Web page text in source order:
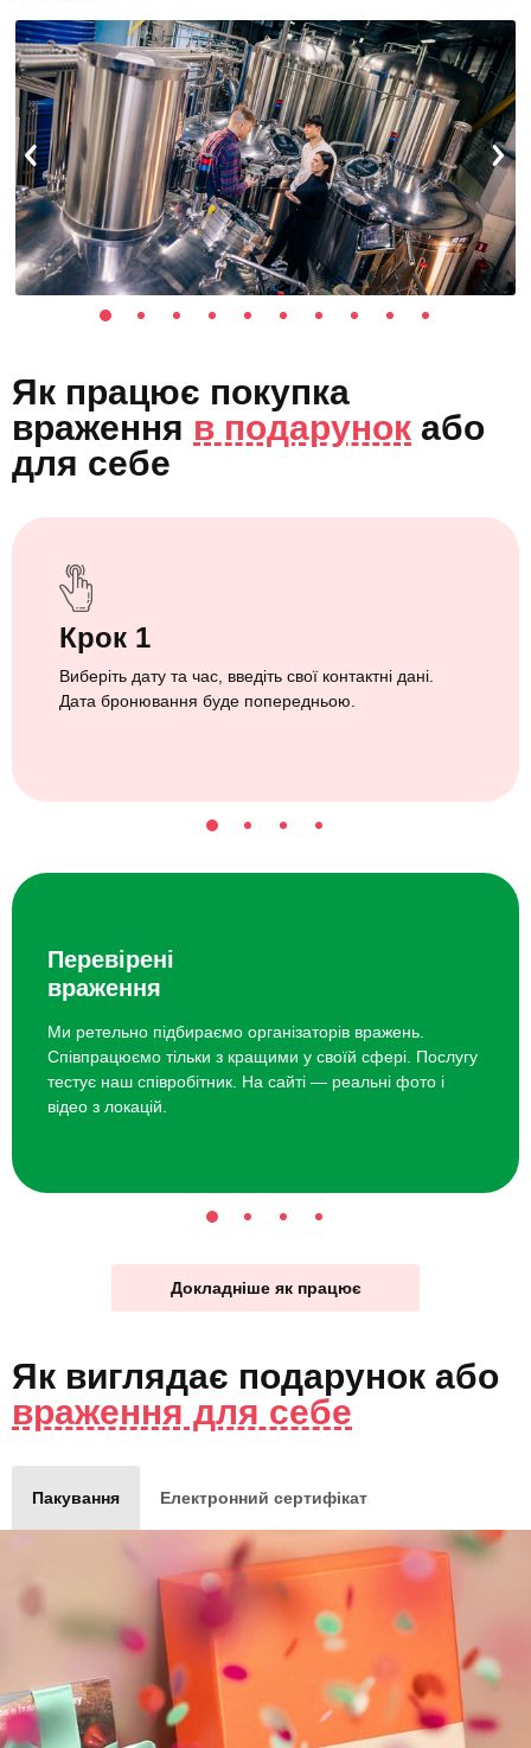
Як працює покупка
враження в подарунок або
для себе
Крок 1
Виберіть дату та час, введіть свої контактні дані.
Дата бронювання буде попередньою.
Перевірені
враження
Ми ретельно підбираємо організаторів вражень.
Співпрацюємо тільки з кращими у своїй сфері. Послугу
тестує наш співробітник. На сайті — реальні фото і
відео з локацій.
Докладніше як працює
Як виглядає подарунок або
враження для себе
Пакування Електронний сертифікат